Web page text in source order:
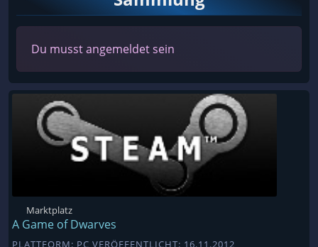
Du musst angemeldet sein
Marktplatz
A Game of Dwarves
PLATTFORM: PC VERÖFFENTLICHT: 16.11.2012